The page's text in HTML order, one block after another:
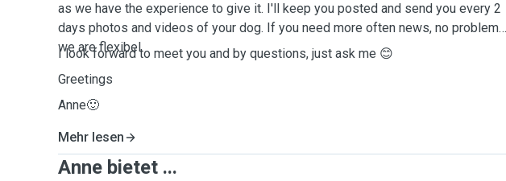
as we have the experience to give it. I'll keep you posted and send you every 2
days photos and videos of your dog. If you need more often news, no problem
we are flexibel.
I look forward to meet you and by questions, just ask me 😊
Greetings
Anne🙂
Mehr lesen
Anne bietet ...